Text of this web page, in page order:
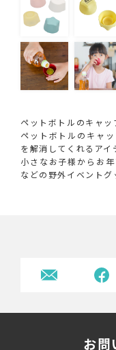
ペットボトルのキャッ
ペットボトルのキャ
を解消してくれるアイ
小さなお子様からお
などの野外イベントグ
お問